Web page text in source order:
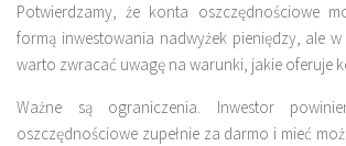
Potwierdzamy, że konta oszczędnościowe
formą inwestowania nadwyżek pieniędzy, ale
warto zwracać uwagę na warunki, jakie oferuje
Ważne są ograniczenia. Inwestor
oszczędnościowe zupełnie za darmo i mieć